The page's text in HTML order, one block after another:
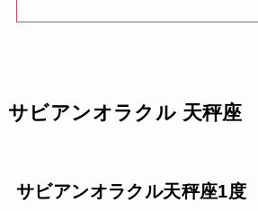
サビアンオラクル 天秤座
サビアンオラクル天秤座1度